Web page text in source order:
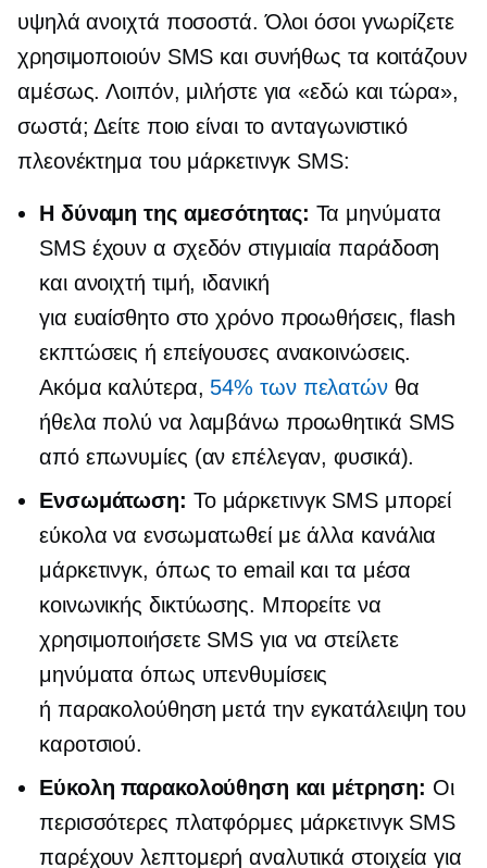
υψηλά ανοιχτά ποσοστά. Όλοι όσοι γνωρίζετε
χρησιμοποιούν SMS και συνήθως τα κοιτάζουν
αμέσως. Λοιπόν, μιλήστε για «εδώ και τώρα»,
σωστά; Δείτε ποιο είναι το ανταγωνιστικό
πλεονέκτημα του μάρκετινγκ SMS:
Η δύναμη της αμεσότητας: Τα μηνύματα
SMS έχουν α σχεδόν στιγμιαία παράδοση
και ανοιχτή τιμή, ιδανική
για ευαίσθητο στο χρόνοπροωθήσεις, flash
εκπτώσεις ή επείγουσες ανακοινώσεις.
Ακόμα καλύτερα, 54% των πελατώνθα
ήθελα πολύ να λαμβάνω προωθητικά SMS
από επωνυμίες (αν επέλεγαν, φυσικά).
Ενσωμάτωση: Το μάρκετινγκ SMS μπορεί
εύκολα να ενσωματωθεί με άλλα κανάλια
μάρκετινγκ, όπως το email και τα μέσα
κοινωνικής δικτύωσης. Μπορείτε να
χρησιμοποιήσετε SMS για να στείλετε
μηνύματα όπως υπενθυμίσεις
ή παρακολούθηση μετά την εγκατάλειψη του
καροτσιού.
Εύκολη παρακολούθηση και μέτρηση: Οι
περισσότερες πλατφόρμες μάρκετινγκ SMS
παρέχουν λεπτομερή αναλυτικά στοιχεία για